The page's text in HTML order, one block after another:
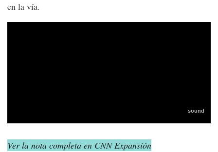
en la vía.
Ver la nota completa en CNN Expansión